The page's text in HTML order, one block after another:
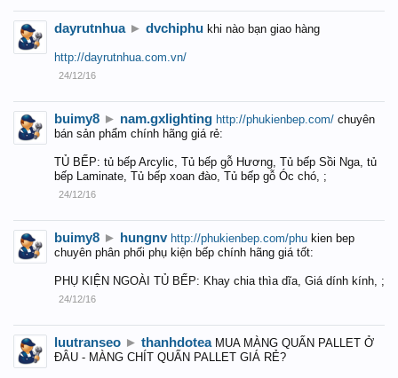
dayrutnhua ► dvchiphu khi nào bạn giao hàng
http://dayrutnhua.com.vn/
24/12/16
buimy8 ► nam.gxlighting http://phukienbep.com/ chuyên
bán sản phẩm chính hãng giá rẻ:
TỦ BẾP: tủ bếp Arcylic, Tủ bếp gỗ Hương, Tủ bếp Sồi Nga, tủ
bếp Laminate, Tủ bếp xoan đào, Tủ bếp gỗ Óc chó, ;
24/12/16
buimy8 ► hungnv http://phukienbep.com/phu kien bep
chuyên phân phối phụ kiện bếp chính hãng giá tốt:
PHỤ KIỆN NGOÀI TỦ BẾP: Khay chia thìa dĩa, Giá dính kính, ;
24/12/16
luutranseo ► thanhdotea MUA MÀNG QUẤN PALLET Ở
ĐÂU - MÀNG CHÍT QUẤN PALLET GIÁ RẺ?